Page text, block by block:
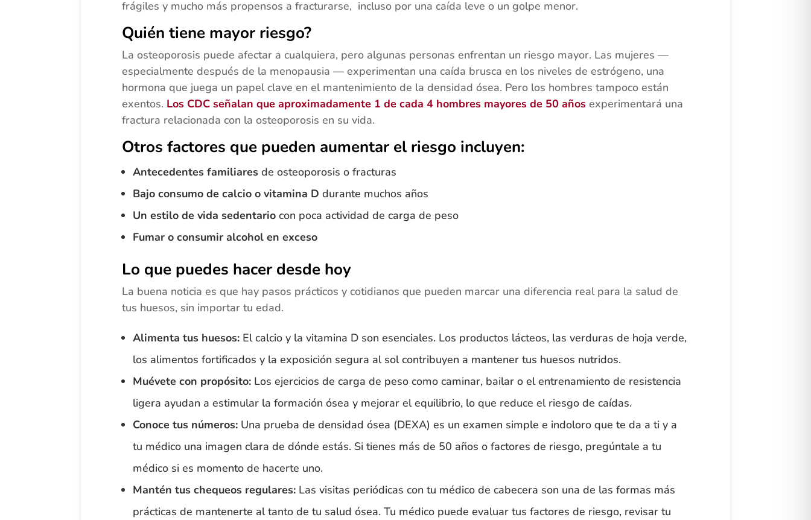
frágiles y mucho más propensos a fracturarse, incluso por una caída leve o un golpe menor.
Quién tiene mayor riesgo?
La osteoporosis puede afectar a cualquiera, pero algunas personas enfrentan un riesgo mayor. Las mujeres —
especialmente después de la menopausia — experimentan una caída brusca en los niveles de estrógeno, una
hormona que juega un papel clave en el mantenimiento de la densidad ósea. Pero los hombres tampoco están
exentos. Los CDC señalan que aproximadamente 1 de cada 4 hombres mayores de 50 añosexperimentará una
fractura relacionada con la osteoporosis en su vida.
Otros factores que pueden aumentar el riesgo incluyen:
Antecedentes familiaresde osteoporosis o fracturas
Bajo consumo de calcio o vitamina D durante muchos años
Un estilo de vida sedentariocon poca actividad de carga de peso
Fumar o consumir alcohol en exceso
Lo que puedes hacer desde hoy
La buena noticia es que hay pasos prácticos y cotidianos que pueden marcar una diferencia real para la salud de
tus huesos, sin importar tu edad.
Alimenta tus huesos:El calcio y la vitamina D son esenciales. Los productos lácteos, las verduras de hoja verde,
los alimentos fortificados y la exposición segura al sol contribuyen a mantener tus huesos nutridos.
Muévete con propósito:Los ejercicios de carga de peso como caminar, bailar o el entrenamiento de resistencia
ligera ayudan a estimular la formación ósea y mejorar el equilibrio, lo que reduce el riesgo de caídas.
Conoce tus números:Una prueba de densidad ósea (DEXA) es un examen simple e indoloro que te da a ti y a
tu médico una imagen clara de dónde estás. Si tienes más de 50 años o factores de riesgo, pregúntale a tu
médico si es momento de hacerte uno.
Mantén tus chequeos regulares:Las visitas periódicas con tu médico de cabecera son una de las formas más
prácticas de mantenerte al tanto de tu salud ósea. Tu médico puede evaluar tus factores de riesgo, revisar tu